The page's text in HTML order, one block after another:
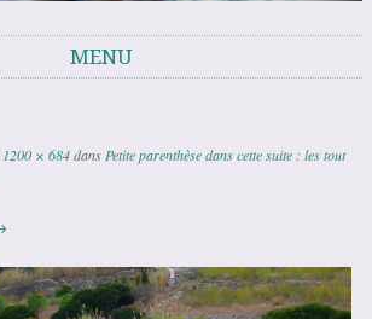
MENU
1200 × 684dansPetite parenthèse dans cette suite : les tout